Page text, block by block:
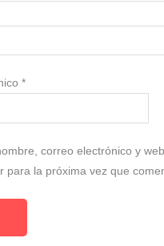
*
correo electrónico y
para la próxima vez que